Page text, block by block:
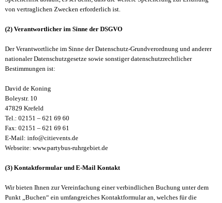
von vertraglichen Zwecken erforderlich ist.
(2) Verantwortlicher im Sinne der DSGVO
Der Verantwortliche im Sinne der Datenschutz-Grundverordnung und anderer
nationaler Datenschutzgesetze sowie sonstiger datenschutzrechtlicher
Bestimmungen ist:
David de Koning
Boleystr. 10
47829 Krefeld
Tel.: 02151 – 621 69 60
Fax: 02151 – 621 69 61
E-Mail: info@citievents.de
Webseite: www.partybus-ruhrgebiet.de
(3) Kontaktformular und E-Mail Kontakt
Wir bieten Ihnen zur Vereinfachung einer verbindlichen Buchung unter dem
Punkt „Buchen“ ein umfangreiches Kontaktformular an, welches für die